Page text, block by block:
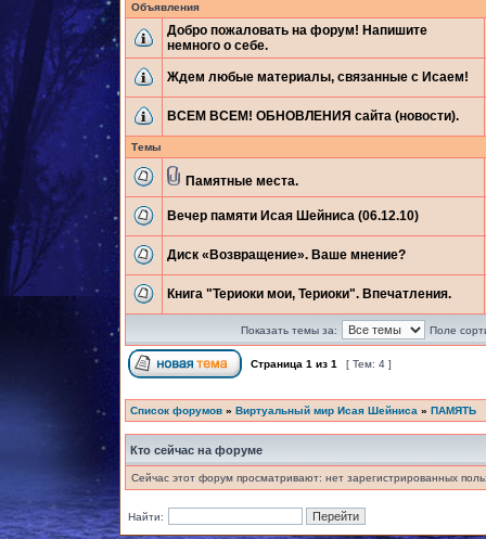
Объявления
Добро пожаловать на форум! Напишите
немного о себе.
Ждем любые материалы, связанные с Исаем!
ВСЕМ ВСЕМ! ОБНОВЛЕНИЯ сайта (новости).
Темы
Памятные места.
Вечер памяти Исая Шейниса (06.12.10)
Диск «Возвращение». Ваше мнение?
Книга "Териоки мои, Териоки". Впечатления.
Показать темы за: Поле
Страница 1 из 1 [ Тем: 4 ]
Список форумов » Виртуальный мир Исая Шейниса » ПАМЯТЬ
Кто сейчас на форуме
Сейчас этот форум просматривают: нет зарегистрированных
Найти: